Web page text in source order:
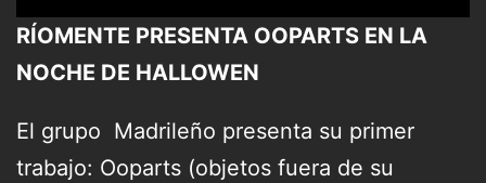
RÍOMENTE PRESENTA OOPARTS EN LA
NOCHE DE HALLOWEN
El grupo Madrileño presenta su primer
trabajo: Ooparts (objetos fuera de su